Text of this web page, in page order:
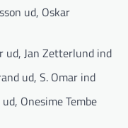
ud, Oskar
ud, Jan Zetterlund ind
ud, S. Omar ind
Onesime Tembe